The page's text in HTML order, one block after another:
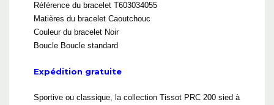
Référence du bracelet T603034055
Matières du bracelet Caoutchouc
Couleur du bracelet Noir
Boucle Boucle standard
Expédition gratuite
Sportive ou classique, la collection Tissot PRC 200 sied à